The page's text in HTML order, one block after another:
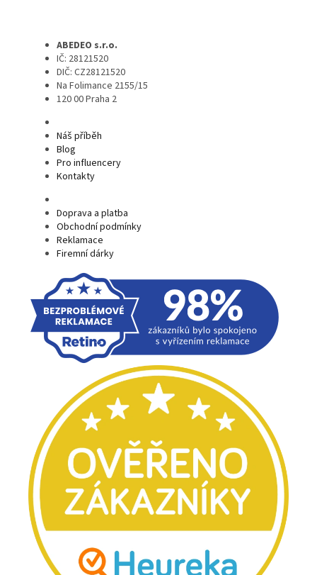
ABEDEO s.r.o.
IČ: 28121520
DIČ: CZ28121520
Na Folimance 2155/15
120 00 Praha 2
Náš příběh
Blog
Pro influencery
Kontakty
Doprava a platba
Obchodní podmínky
Reklamace
Firemní dárky